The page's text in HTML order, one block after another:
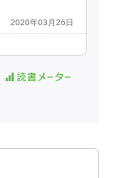
2020年03月26日